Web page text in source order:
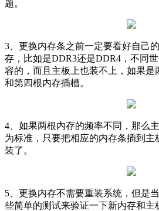
题。
3、更换内存条之前一定要看好自己
存，比如是DDR3还是DDR4，不同
容的，而且主板上也装不上，如果是
和第四根内存插槽。
4、如果两根内存的频率不同，那么
为标准，只要把相应的内存条插到
装了。
5、更换内存不需要重装系统，但是
些简单的测试来验证一下新内存和主